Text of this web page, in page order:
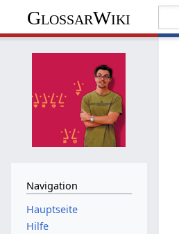
GlossarWiki
Navigation
Hauptseite
Hilfe